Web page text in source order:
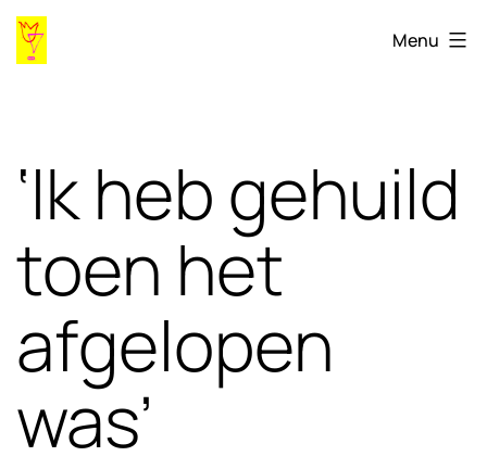
Ga
naarGaygames98.ihlia.nl Menu
‘Ik heb gehuild
toen het
afgelopen
was’